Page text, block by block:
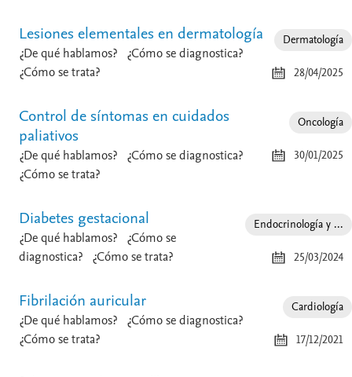
Dermatología
28/04/2025
Lesiones elementales en dermatología
¿De qué hablamos? ¿Cómo se diagnostica?
¿Cómo se trata?
Oncología
30/01/2025
Control de síntomas en cuidados
paliativos
¿De qué hablamos? ¿Cómo se diagnostica?
¿Cómo se trata?
Endocrinología y ...
25/03/2024
Diabetes gestacional
¿De qué hablamos? ¿Cómo se
diagnostica? ¿Cómo se trata?
Cardiología
17/12/2021
Fibrilación auricular
¿De qué hablamos? ¿Cómo se diagnostica?
¿Cómo se trata?